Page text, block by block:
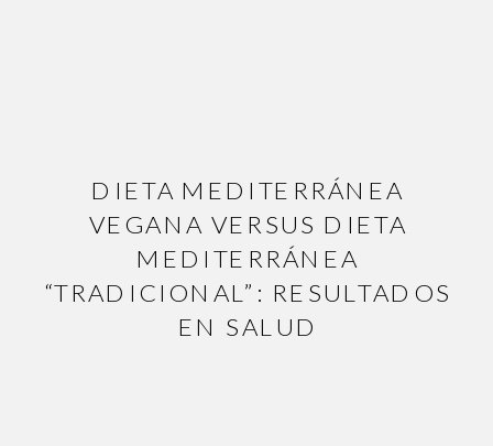
DIETA MEDITERRÁNEA
VEGANA VERSUS DIETA
MEDITERRÁNEA
“TRADICIONAL”: RESULTADOS
EN SALUD